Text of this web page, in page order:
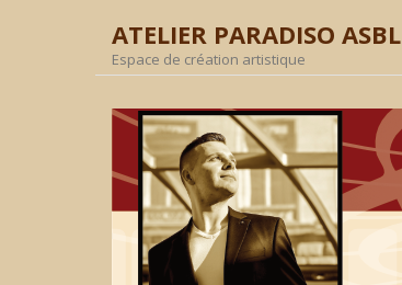
ATELIER PARADISO ASBL
Espace de création artistique